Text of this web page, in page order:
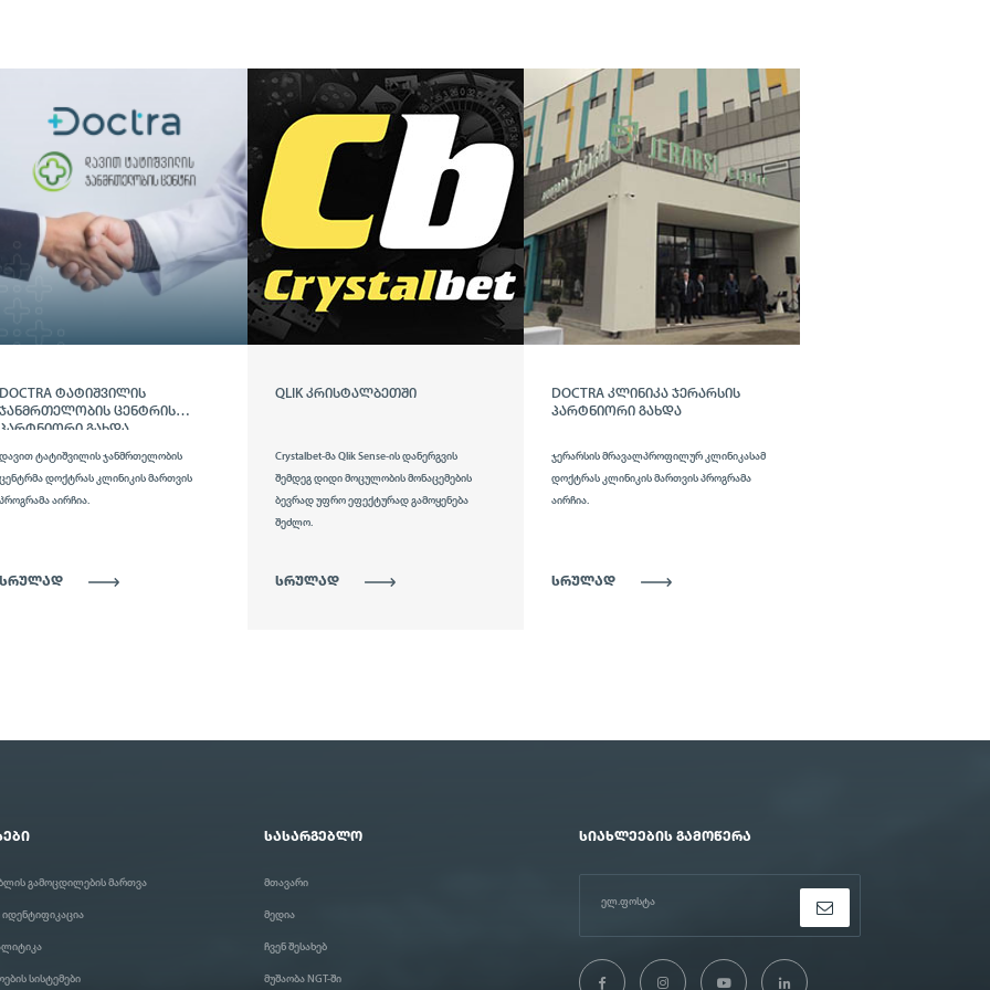
QLIK ᲙᲠᲘᲡᲢᲐᲚᲑᲔᲗᲨᲘ
Crystalbet-მა Qlik Sense-ის დანერგვის
შემდეგ დიდი მოცულობის მონაცემების
ბევრად უფრო ეფექტურად გამოყენება
ᲡᲠᲣᲚᲐᲓ
DOCTRA ᲙᲚᲘᲜᲘᲙᲐ ᲯᲔᲠᲐᲠᲡᲘᲡ
ჯერარსის მრავალპროფილურ კლინიკასამ
დოქტრას კლინიკის მართვის პროგრამა
აირჩია.
ᲡᲠᲣᲚᲐᲓ
QLIK ᲯᲔᲘᲗᲘᲐᲘᲨᲘ
Qlik sense-ის გამოყენების დადებითი
შედეგი JTI-ის მაგალითზე.
ᲡᲠᲣᲚᲐᲓ
გამოცდილების მართვა
სისტემები
ᲡᲐᲡᲐᲠᲒᲔᲑᲚᲝ
მთავარი
მედია
ჩვენ შესახებ
მუშაობა NGT-ში
ᲡᲘᲐᲮᲚᲔᲔᲑᲘᲡ ᲒᲐᲛᲝᲬᲔᲠᲐ
ელ.ფოსტა